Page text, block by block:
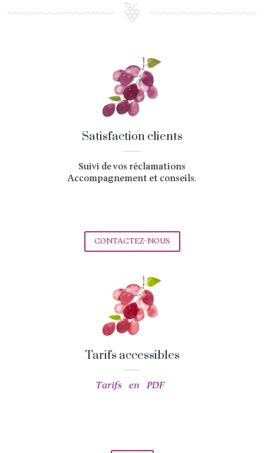
Satisfaction clients
Suivi de vos réclamations
Accompagnement et conseils.
CONTACTEZ-NOUS
Tarifs accessibles
Tarifs en PDF